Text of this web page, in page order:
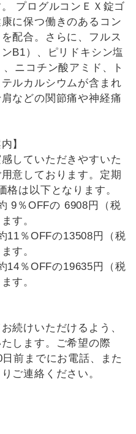
プログルコンＥＸ錠ゴ
に保つ働きのあるコン
配合。さらに、フルス
B1）、ピリドキシン塩
ニコチン酸アミド、ト
ルカルシウムが含まれ
などの関節痛や神経痛
】
していただきやすいた
意しております。定期
格は以下となります。
9％OFFの 6908円（税
す。
11％OFFの13508円（税
す。
14％OFFの19635円（税
す。
続けいただけるよう、
します。ご希望の際
前までにお電話、また
ご連絡ください。